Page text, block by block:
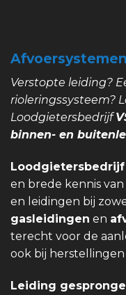
Verstopte leiding?
rioleringssysteem?
Loodgietersbedrijf
binnen- en
Loodgietersbedrijf
en brede kennis
en leidingen bij
gasleidingen en
terecht voor de
ook bij herstellingen
Leiding